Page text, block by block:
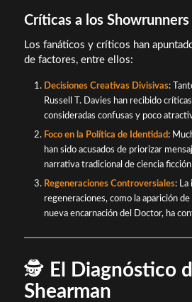
Críticas a los Showrunners
Los fanáticos y críticos han
de factores, entre ellos:
Decisiones Creativas Divisivas:
Russell T. Davies han recibido
consideradas confusas y poco
Foco en la Política de Identidad:
han sido acusados de priorizar
narrativa tradicional de ciencia
Regeneraciones Controversiales: La
regeneraciones, como la aparición
nueva encarnación del Doctor, ha
🕵️ El Diagnóstico
Shearman